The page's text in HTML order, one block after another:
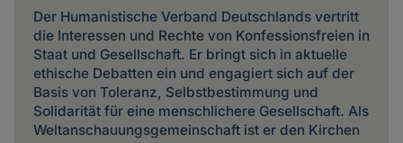
Der Humanistische Verband Deutschlands vertritt
die Interessen und Rechte von Konfessionsfreien in
Staat und Gesellschaft. Er bringt sich in aktuelle
ethische Debatten ein und engagiert sich auf der
Basis von Toleranz, Selbstbestimmung und
Solidarität für eine menschlichere Gesellschaft. Als
Weltanschauungsgemeinschaft ist er den Kirchen